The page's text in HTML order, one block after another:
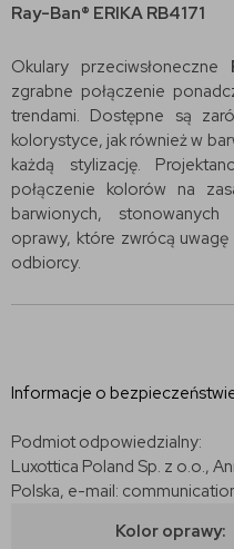
Ray-Ban® ERIKA RB4171
Okulary przeciwsłoneczne
zgrabne połączenie
trendami. Dostępne są
kolorystyce, jak również w
każdą stylizację.
połączenie kolorów na
barwionych,
oprawy, które zwrócą
odbiorcy.
Informacje o
Podmiot odpowiedzialny:
Luxottica Poland Sp. z o.o.,
Polska, e-mail:
Kolor oprawy: